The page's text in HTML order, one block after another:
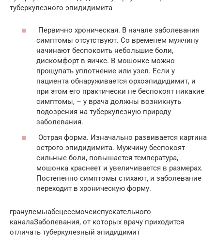
туберкулезного эпидидимита
Первично хроническая. В начале заболевания
симптомы отсутствуют. Со временем мужчину
начинают беспокоить небольшие боли,
дискомфорт в яичке. В мошонке можно
прощупать уплотнение или узел. Если у
пациента обнаруживается орхоэпидидимит, и
при этом его практически не беспокоят никакие
симптомы, – у врача должны возникнуть
подозрения на туберкулезную природу
заболевания.
Острая форма. Изначально развивается картина
острого эпидидимита. Мужчину беспокоят
сильные боли, повышается температура,
мошонка краснеет и увеличивается в размерах.
Постепенно симптомы стихают, и заболевание
переходит в хроническую форму.
гранулемыабсцессмочеиспускательного
каналаЗаболевания, от которых врачу приходится
отличать туберкулезный эпидидимит